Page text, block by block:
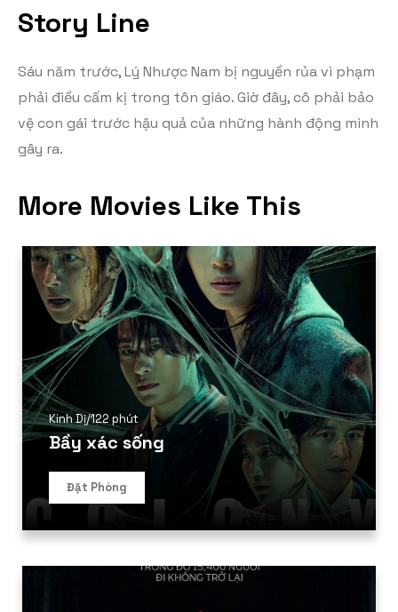
Story Line
Sáu năm trước, Lý Nhược Nam bị nguyền rủa vì phạm
phải điều cấm kị trong tôn giáo. Giờ đây, cô phải bảo
vệ con gái trước hậu quả của những hành động mình
gây ra.
More Movies Like This
Kinh Dị/122 phút
Bầy xác sống
Đặt Phòng